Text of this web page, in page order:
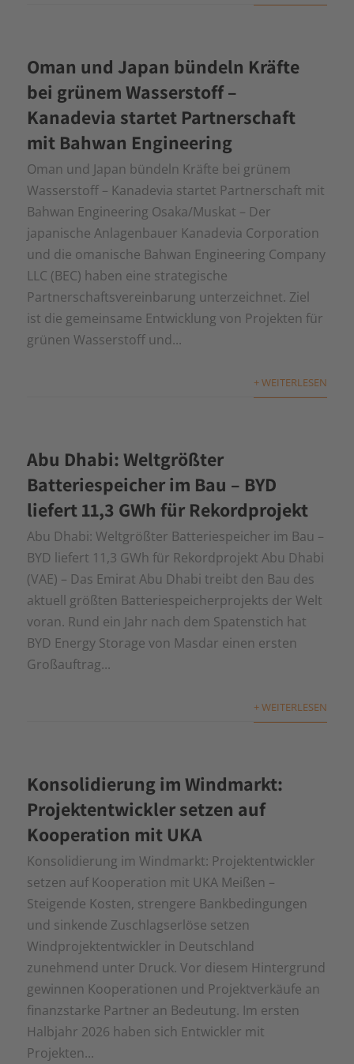
Oman und Japan bündeln Kräfte
bei grünem Wasserstoff –
Kanadevia startet Partnerschaft
mit Bahwan Engineering
Oman und Japan bündeln Kräfte bei grünem
Wasserstoff – Kanadevia startet Partnerschaft mit
Bahwan Engineering Osaka/Muskat – Der
japanische Anlagenbauer Kanadevia Corporation
und die omanische Bahwan Engineering Company
LLC (BEC) haben eine strategische
Partnerschaftsvereinbarung unterzeichnet. Ziel
ist die gemeinsame Entwicklung von Projekten für
grünen Wasserstoff und...
+ WEITERLESEN
Abu Dhabi: Weltgrößter
Batteriespeicher im Bau – BYD
liefert 11,3 GWh für Rekordprojekt
Abu Dhabi: Weltgrößter Batteriespeicher im Bau –
BYD liefert 11,3 GWh für Rekordprojekt Abu Dhabi
(VAE) – Das Emirat Abu Dhabi treibt den Bau des
aktuell größten Batteriespeicherprojekts der Welt
voran. Rund ein Jahr nach dem Spatenstich hat
BYD Energy Storage von Masdar einen ersten
Großauftrag...
+ WEITERLESEN
Konsolidierung im Windmarkt:
Projektentwickler setzen auf
Kooperation mit UKA
Konsolidierung im Windmarkt: Projektentwickler
setzen auf Kooperation mit UKA Meißen –
Steigende Kosten, strengere Bankbedingungen
und sinkende Zuschlagserlöse setzen
Windprojektentwickler in Deutschland
zunehmend unter Druck. Vor diesem Hintergrund
gewinnen Kooperationen und Projektverkäufe an
finanzstarke Partner an Bedeutung. Im ersten
Halbjahr 2026 haben sich Entwickler mit
Projekten...